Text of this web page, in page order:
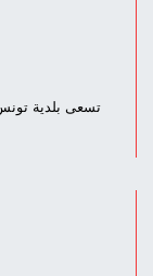
تسعى بلدية